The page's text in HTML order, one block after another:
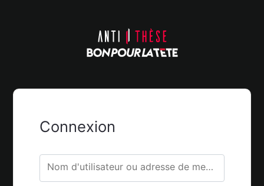
Connexion
Nom d'utilisateur ou adresse de messagerie.